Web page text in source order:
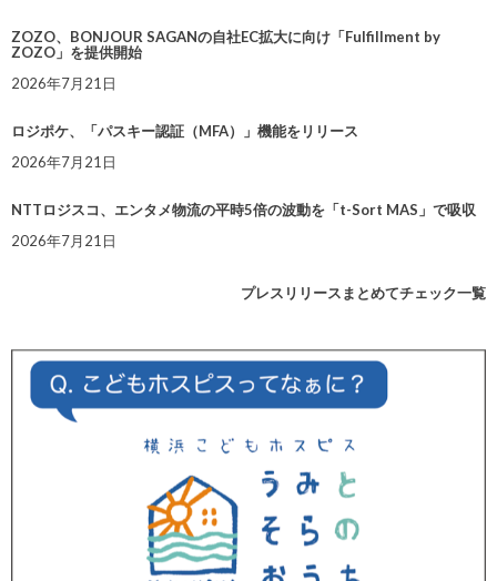
ZOZO、BONJOUR SAGANの自社EC拡大に向け「Fulfillment by
ZOZO」を提供開始
2026年7月21日
ロジポケ、「パスキー認証（MFA）」機能をリリース
2026年7月21日
NTTロジスコ、エンタメ物流の平時5倍の波動を「t-Sort MAS」で吸収
2026年7月21日
プレスリリースまとめてチェック一覧